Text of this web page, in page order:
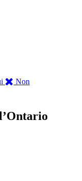
,
été
Non
m’a